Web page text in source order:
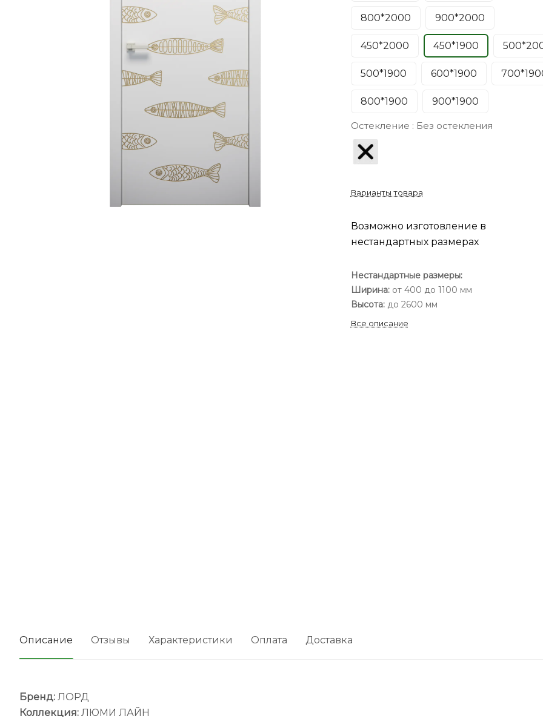
800*2000 900*2000
450*2000 450*1900
500*1900 600*1900
800*1900 900*1900
Остекление : Без остекления
Варианты товара
Возможно изготовление в
нестандартных размерах
Нестандартные размеры:
Ширина:от 400 до 1100 мм
Высота:до 2600 мм
Все описание
Описание Отзывы Характеристики Оплата Доставка
Бренд: ЛОРД
Коллекция: ЛЮМИ ЛАЙН